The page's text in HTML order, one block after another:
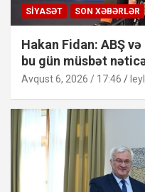
SIYASƏT SON XƏBƏRLƏR
Hakan Fidan: ABŞ və
bu gün müsbət
Avqust 6, 2026 / 17:46